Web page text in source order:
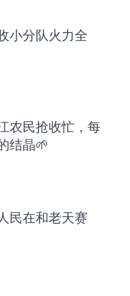
介绍说：“我们
的烘干中心，都
的调试，还有烘
了，我们还协调
包括他们仓库
等地的农户们抢
，各大农事服
库提前开仓，
杂、入库全流程
吨夏粮应收尽
小分队火力全
农民抢收忙，每
结晶🌱
民在和老天赛